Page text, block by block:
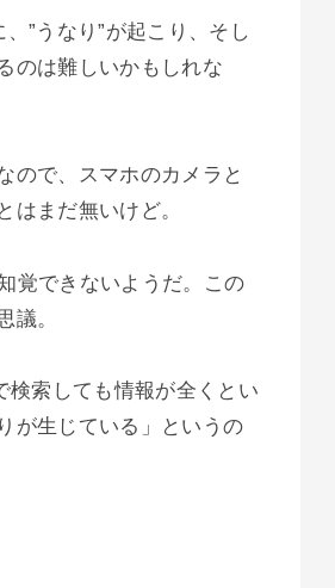
”うなり”が起こり、そし
のは難しいかもしれな
ので、スマホのカメラと
はまだ無いけど。
覚できないようだ。この
議。
検索しても情報が全くとい
が生じている」というの